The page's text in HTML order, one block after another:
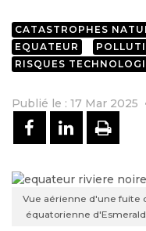
CATASTROPHES
EQUATEUR
RISQUES
Publié le : 17 Mar 2025
Vue aérienne d'une fuite
équatorienne